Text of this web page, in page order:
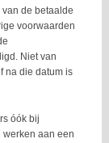
de betaalde
voorwaarden
Niet van
na die datum is
óók bij
aan een